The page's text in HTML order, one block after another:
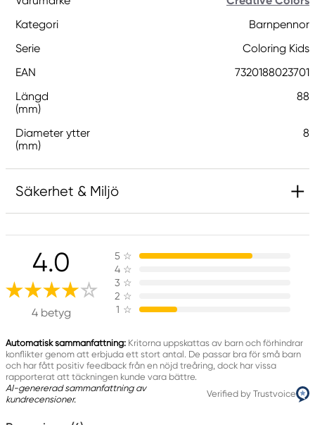
Kategori
Barnpennor
Serie
Coloring Kids
EAN
7320188023701
Längd
(mm)
88
Diameter ytter
(mm)
8
Säkerhet & Miljö
Varning! Inte lämplig för barn under 3 år.
Innehåller små delar. Kvävningsrisk.
Produktmärkning
Ansvarig EU
Creative Colors
Panduro
4.0
4 betyg
5 ☆
4 ☆
3 ☆
2 ☆
1 ☆
Automatisk sammanfattning: Kritorna uppskattas av barn och förhindrar
konflikter genom att erbjuda ett stort antal. De passar bra för små barn
och har fått positiv feedback från en nöjd treåring, dock har vissa
rapporterat att täckningen kunde vara bättre.
AI-genererad sammanfattning av
kundrecensioner.
Verified by Trustvoice